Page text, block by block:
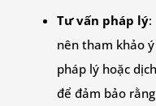
Tư vấn pháp lý:
nên tham khảo
pháp lý hoặc
để đảm bảo